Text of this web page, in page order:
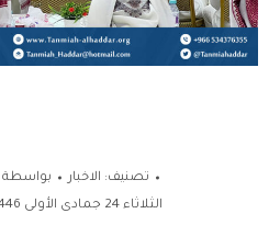
تصنيف: الاخبار بواسطة
الثلاثاء 24 جمادى الأولى 1446هـ 26-11-2024م